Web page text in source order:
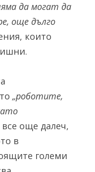
да могат да
още дълго
които
„роботите,
все още далеч,
в
големи